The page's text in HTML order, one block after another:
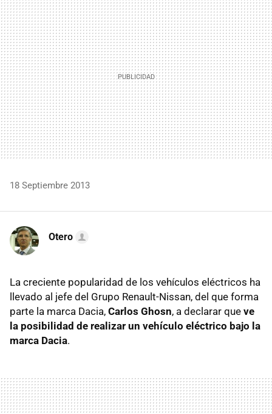
MAIL
18 Septiembre 2013
Otero
La creciente popularidad de los vehículos eléctricos ha
llevado al jefe del Grupo Renault-Nissan, del que forma
parte la marca Dacia, Carlos Ghosn, a declarar que ve
la posibilidad de realizar un vehículo eléctrico bajo la
marca Dacia.